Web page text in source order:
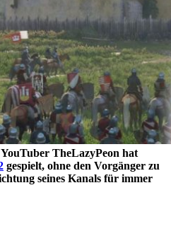
TheLazyPeon hat
gespielt, ohne den Vorgänger zu
seines Kanals für immer